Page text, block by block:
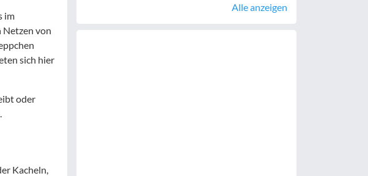
im
Netzen von
sich hier
oder
Kacheln,
Alle anzeigen